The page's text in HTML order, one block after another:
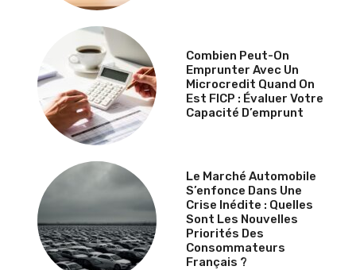
Combien Peut-On
Emprunter Avec Un
Microcredit Quand On
Est FICP : Évaluer Votre
Capacité D’emprunt
Le Marché Automobile
S’enfonce Dans Une
Crise Inédite : Quelles
Sont Les Nouvelles
Priorités Des
Consommateurs
Français ?